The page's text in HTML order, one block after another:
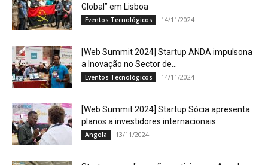
Global” em Lisboa
Eventos Tecnológicos 14/11/2024
[Web Summit 2024] Startup ANDA impulsona
a Inovação no Sector de...
Eventos Tecnológicos 14/11/2024
[Web Summit 2024] Startup Sócia apresenta
planos a investidores internacionais
Angola 13/11/2024